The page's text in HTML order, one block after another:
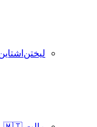
لیختن‌اشتاین 🇱🇮